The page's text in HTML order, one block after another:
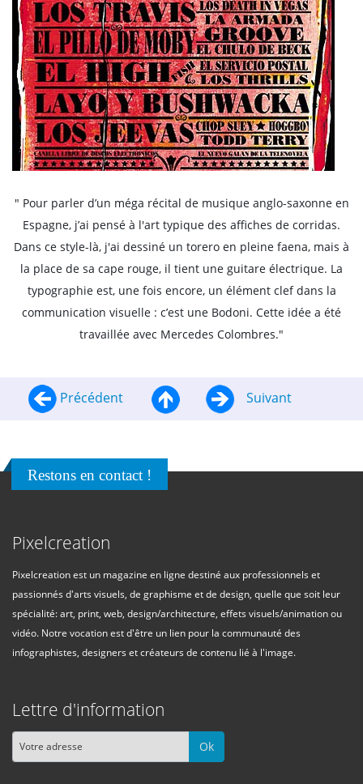
" Pour parler d’un méga récital de musique anglo-saxonne en
Espagne, j’ai pensé à l'art typique des affiches de corridas.
Dans ce style-là, j'ai dessiné un torero en pleine faena, mais à
la place de sa cape rouge, il tient une guitare électrique. La
typographie est, une fois encore, un élément clef dans la
communication visuelle : c’est une Bodoni. Cette idée a été
travaillée avec Mercedes Colombres."
Précédent Suivant
Restons en contact !
Pixelcreation
Pixelcreation est un magazine en ligne destiné aux professionnels et
passionnés d'arts visuels, de graphisme et de design, quelle que soit leur
spécialité: art, print, web, design/architecture, effets visuels/animation ou
vidéo. Notre vocation est d'être un lien pour la communauté des
infographistes, designers et créateurs de contenu lié à l'image.
Lettre d'information
Ok